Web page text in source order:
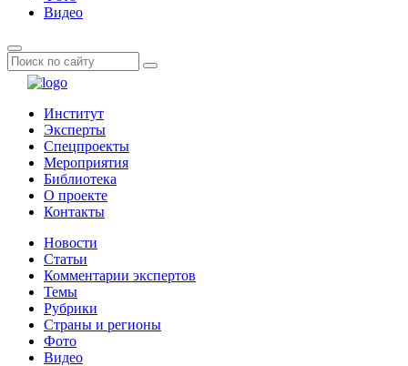
Видео
Институт
Эксперты
Спецпроекты
Мероприятия
Библиотека
О проекте
Контакты
Новости
Статьи
Комментарии экспертов
Темы
Рубрики
Страны и регионы
Фото
Видео